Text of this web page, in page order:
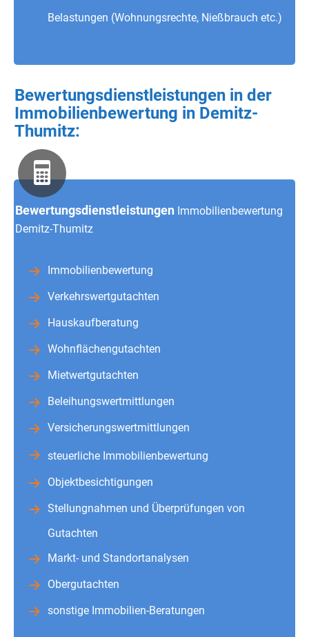
Belastungen (Wohnungsrechte, Nießbrauch etc.)
Bewertungsdienstleistungen in der
Immobilienbewertung in Demitz-
Thumitz:
Bewertungsdienstleistungen Immobilienbewertung
Demitz-Thumitz
Immobilienbewertung
Verkehrswertgutachten
Hauskaufberatung
Wohnflächengutachten
Mietwertgutachten
Beleihungswertmittlungen
Versicherungswertmittlungen
steuerliche Immobilienbewertung
Objektbesichtigungen
Stellungnahmen und Überprüfungen von
Gutachten
Markt- und Standortanalysen
Obergutachten
sonstige Immobilien-Beratungen